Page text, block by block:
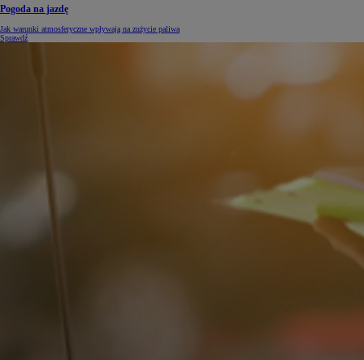
Pogoda na jazdę
Jak warunki atmosferyczne wpływają na zużycie paliwa
Sprawdź